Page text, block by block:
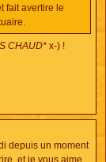
fait avertire le
CHAUD* x-) !
depuis un moment